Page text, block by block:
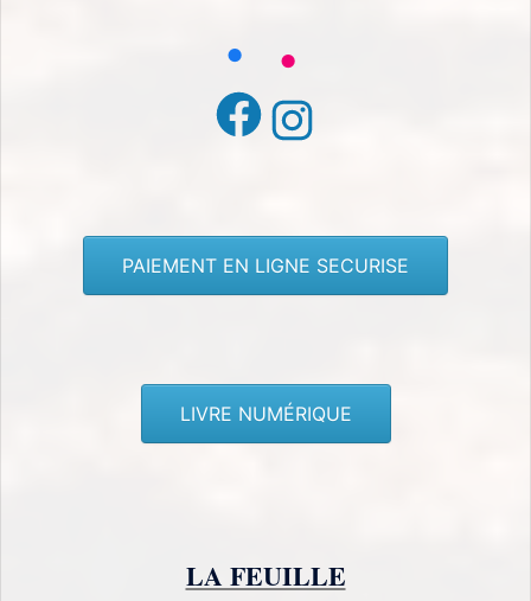
Facebook
Instagram
PAIEMENT EN LIGNE SECURISE
LIVRE NUMÉRIQUE
LA FEUILLE